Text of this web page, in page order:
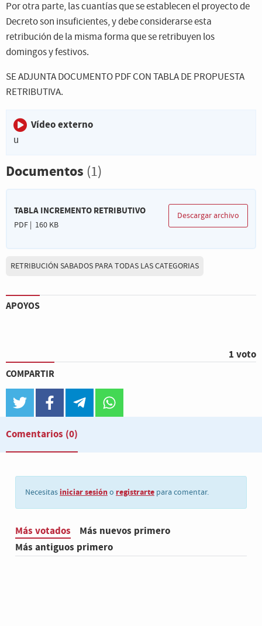
Por otra parte, las cuantías que se establecen el proyecto de
Decreto son insuficientes, y debe considerarse esta
retribución de la misma forma que se retribuyen los
domingos y festivos.
SE ADJUNTA DOCUMENTO PDF CON TABLA DE PROPUESTA
RETRIBUTIVA.
Vídeo externo
u
Documentos (1)
Descargar archivo
TABLA INCREMENTO RETRIBUTIVO
PDF | 160 KB
RETRIBUCIÓN SABADOS PARA TODAS LAS CATEGORIAS
APOYOS
1 voto
COMPARTIR
twitter facebook telegram
Comentarios (0)
Necesitas iniciar sesióno registrarte para comentar.
Más votados
Más nuevos primero
Más antiguos primero